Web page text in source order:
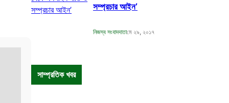
সম্প্রচার আইন’
নিজস্ব সংবাদদাতামে ২৯, ২০১৭
সাম্প্রতিক খবর